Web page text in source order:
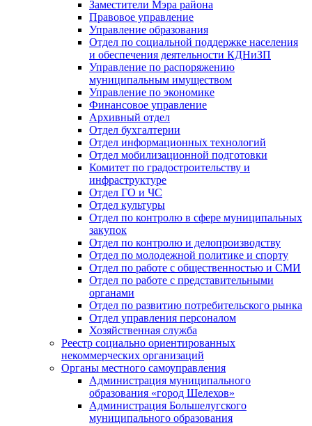
Заместители Мэра района
Правовое управление
Управление образования
Отдел по социальной поддержке населения
и обеспечения деятельности КДНиЗП
Управление по распоряжению
муниципальным имуществом
Управление по экономике
Финансовое управление
Архивный отдел
Отдел бухгалтерии
Отдел информационных технологий
Отдел мобилизационной подготовки
Комитет по градостроительству и
инфраструктуре
Отдел ГО и ЧС
Отдел культуры
Отдел по контролю в сфере муниципальных
закупок
Отдел по контролю и делопроизводству
Отдел по молодежной политике и спорту
Отдел по работе с общественностью и СМИ
Отдел по работе с представительными
органами
Отдел по развитию потребительского рынка
Отдел управления персоналом
Хозяйственная служба
Реестр социально ориентированных
некоммерческих организаций
Органы местного самоуправления
Администрация муниципального
образования «город Шелехов»
Администрация Большелугского
муниципального образования